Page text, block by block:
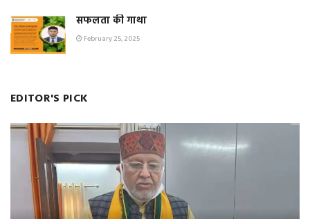
सफलता की गाथा
February 25, 2025
EDITOR'S PICK